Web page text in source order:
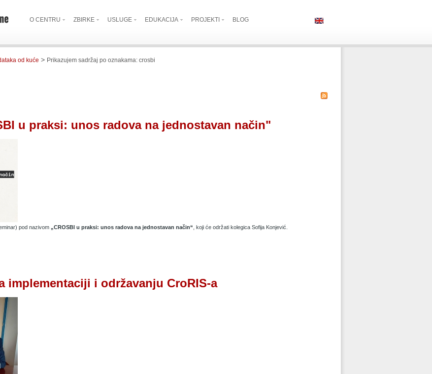
O CENTRU ZBIRKE USLUGE EDUKACIJA PROJEKTI BLOG
od kuće > Prikazujem sadržaj po oznakama: crosbi
u praksi: unos radova na jednostavan način"
pod nazivom „CROSBI u praksi: unos radova na jednostavan način“ , koji će održati kolegica Sofija Konjević.
implementaciji i održavanju CroRIS-a